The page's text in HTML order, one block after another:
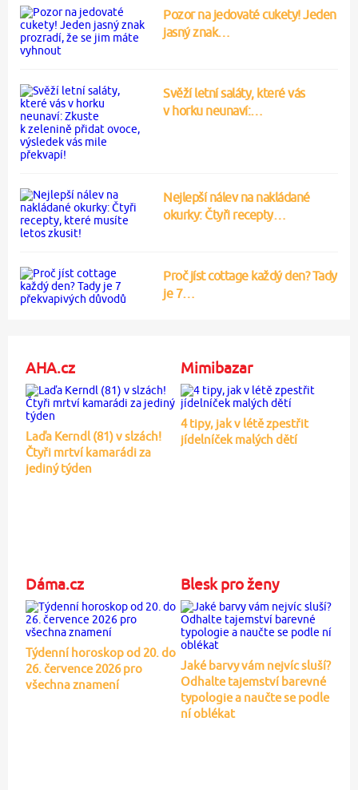
Pozor na jedovaté cukety! Jeden
jasný znak…
Svěží letní saláty, které vás
v horku neunaví:…
Nejlepší nálev na nakládané
okurky: Čtyři recepty…
Proč jíst cottage každý den? Tady
je 7…
AHA.cz
Laďa Kerndl (81) v slzách!
Čtyři mrtví kamarádi za
jediný týden
Mimibazar
4 tipy, jak v létě zpestřit
jídelníček malých dětí
Dáma.cz
Týdenní horoskop od 20. do
26. července 2026 pro
všechna znamení
Blesk pro ženy
Jaké barvy vám nejvíc sluší?
Odhalte tajemství barevné
typologie a naučte se podle
ní oblékat